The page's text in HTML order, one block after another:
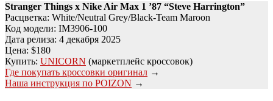
Stranger Things x Nike Air Max 1 ’87 “Steve Harrington”
Расцветка: White/Neutral Grey/Black-Team Maroon
Код модели: IM3906-100
Дата релиза: 4 декабря 2025
Цена: $180
Купить: UNICORN (маркетплейс кроссовок)
Где покупать кроссовки оригинал →
Наша инструкция по POIZON →